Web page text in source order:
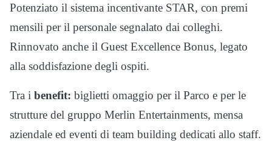
Potenziato il sistema incentivante STAR, con premi
mensili per il personale segnalato dai colleghi.
Rinnovato anche il Guest Excellence Bonus, legato
alla soddisfazione degli ospiti.
Tra i benefit: biglietti omaggio per il Parco e per le
strutture del gruppo Merlin Entertainments, mensa
aziendale ed eventi di team building dedicati allo staff.